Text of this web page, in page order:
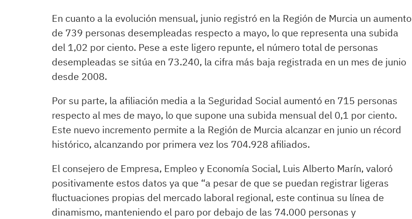
En cuanto a la evolución mensual, junio registró en la Región de Murcia un aumento
de 739 personas desempleadas respecto a mayo, lo que representa una subida
del 1,02 por ciento. Pese a este ligero repunte, el número total de personas
desempleadas se sitúa en 73.240, la cifra más baja registrada en un mes de junio
desde 2008.
Por su parte, la afiliación media a la Seguridad Social aumentó en 715 personas
respecto al mes de mayo, lo que supone una subida mensual del 0,1 por ciento.
Este nuevo incremento permite a la Región de Murcia alcanzar en junio un récord
histórico, alcanzando por primera vez los 704.928 afiliados.
El consejero de Empresa, Empleo y Economía Social, Luis Alberto Marín, valoró
positivamente estos datos ya que “a pesar de que se puedan registrar ligeras
fluctuaciones propias del mercado laboral regional, este continua su línea de
dinamismo, manteniendo el paro por debajo de las 74.000 personas y